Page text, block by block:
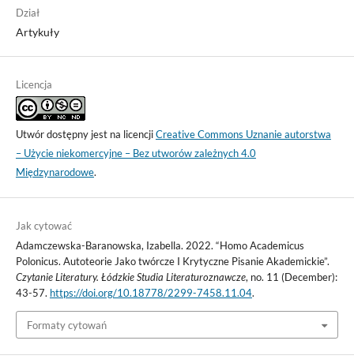
Dział
Artykuły
Licencja
Utwór dostępny jest na licencjiCreative Commons Uznanie autorstwa
– Użycie niekomercyjne – Bez utworów zależnych 4.0
Międzynarodowe.
Jak cytować
Adamczewska-Baranowska, Izabella. 2022. “Homo Academicus
Polonicus. Autoteorie Jako twórcze I Krytyczne Pisanie Akademickie”.
Czytanie Literatury. Łódzkie Studia Literaturoznawcze, no. 11 (December):
43-57. https://doi.org/10.18778/2299-7458.11.04.
Formaty cytowań